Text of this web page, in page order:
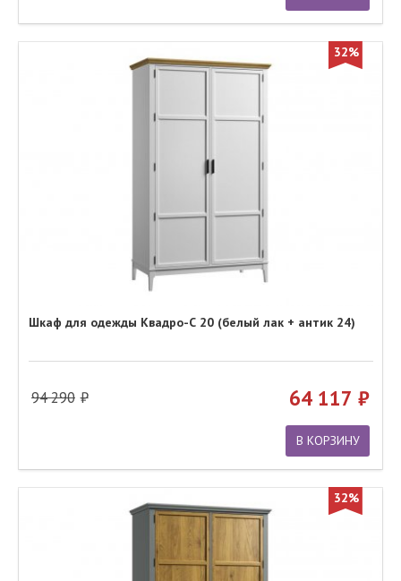
32%
Шкаф для одежды Квадро-С 20 (белый лак + антик 24)
94 290 64 117
В КОРЗИНУ
32%